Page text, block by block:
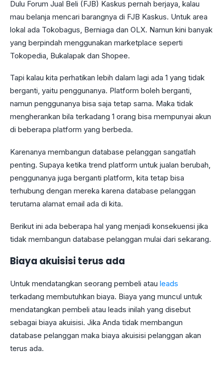
Dulu Forum Jual Beli (FJB) Kaskus pernah berjaya, kalau
mau belanja mencari barangnya di FJB Kaskus. Untuk area
lokal ada Tokobagus, Berniaga dan OLX. Namun kini banyak
yang berpindah menggunakan marketplace seperti
Tokopedia, Bukalapak dan Shopee.
Tapi kalau kita perhatikan lebih dalam lagi ada 1 yang tidak
berganti, yaitu penggunanya. Platform boleh berganti,
namun penggunanya bisa saja tetap sama. Maka tidak
mengherankan bila terkadang 1 orang bisa mempunyai akun
di beberapa platform yang berbeda.
Karenanya membangun database pelanggan sangatlah
penting. Supaya ketika trend platform untuk jualan berubah,
penggunanya juga berganti platform, kita tetap bisa
terhubung dengan mereka karena database pelanggan
terutama alamat email ada di kita.
Berikut ini ada beberapa hal yang menjadi konsekuensi jika
tidak membangun database pelanggan mulai dari sekarang.
Biaya akuisisi terus ada
Untuk mendatangkan seorang pembeli atau leads
terkadang membutuhkan biaya. Biaya yang muncul untuk
mendatangkan pembeli atau leads inilah yang disebut
sebagai biaya akuisisi. Jika Anda tidak membangun
database pelanggan maka biaya akuisisi pelanggan akan
terus ada.